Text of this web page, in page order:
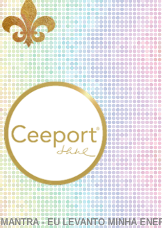
MANTRA - EU LEVANTO MINHA